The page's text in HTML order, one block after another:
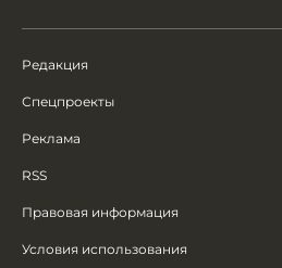
Редакция
Спецпроекты
Реклама
RSS
Правовая информация
Условия использования